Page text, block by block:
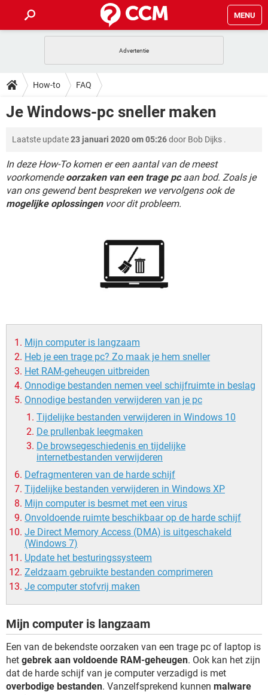
MENU
INSTAGRAM
NETFLIX CORONAVIRUS
HOW-TO
VIDEOBELLEN
INSTAGRAM WINDOWS 10
NETFLIX CORONAVIRUS
GRATIS SNAPCHAT
TIKTOK
DOWNLOADS
NETFLIX CORONAVIRUS
GRATIS SNAPCHAT
TIKTOK
FORUM
VIDEOBELLEN GAMES
INSTAGRAM WINDOWS 10
NETFLIX CORONAVIRUS
ARTIKELEN
VIDEOBELLEN GAMES
INSTAGRAM
How-to FAQ
Je Windows-pc sneller maken
Laatste update23 januari 2020 om 05:26door Bob Dijks .
In deze How-To komen er een aantal van de meest
voorkomendeoorzaken van een trage pcaan bod. Zoals je
van ons gewend bent bespreken we vervolgens ook de
mogelijke oplossingenvoor dit probleem.
Mijn computer is langzaam
Heb je een trage pc? Zo maak je hem sneller
Het RAM-geheugen uitbreiden
Onnodige bestanden nemen veel schijfruimte in beslag
Onnodige bestanden verwijderen van je pc
Tijdelijke bestanden verwijderen in Windows 10
De prullenbak leegmaken
De browsegeschiedenis en tijdelijke
internetbestanden verwijderen
Defragmenteren van de harde schijf
Tijdelijke bestanden verwijderen in Windows XP
Mijn computer is besmet met een virus
Onvoldoende ruimte beschikbaar op de harde schijf
Je Direct Memory Access (DMA) is uitgeschakeld
(Windows 7)
Update het besturingssysteem
Zeldzaam gebruikte bestanden comprimeren
Je computer stofvrij maken
Mijn computer is langzaam
Een van de bekendste oorzaken van een trage pc of laptop is
het gebrek aan voldoende RAM-geheugen. Ook kan het zijn
dat de harde schijf van je computer verzadigd is met
overbodige bestanden. Vanzelfsprekend kunnen malware